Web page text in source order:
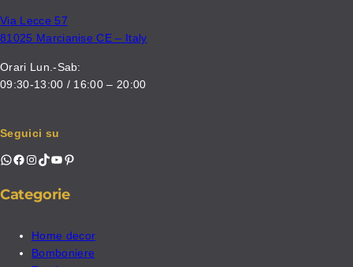
Via Lecce 57
81025 Marcianise CE – Italy
Orari Lun.-Sab:
09:30-13:00 / 16:00 – 20:00
Seguici su
WhatsApp Facebook Instagram TikTok YouTube Pinterest
Categorie
Home decor
Bomboniere